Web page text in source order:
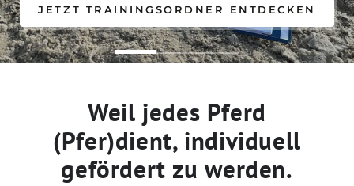
JETZT TRAININGSORDNER ENTDECKEN
Weil jedes Pferd
(Pfer)dient, individuell
gefördert zu werden.